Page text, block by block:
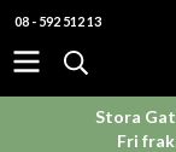
08 - 592 512 13
Stora
Fri